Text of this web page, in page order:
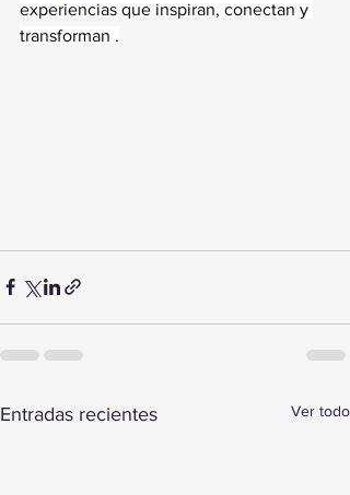
experiencias que inspiran, conectan y
transforman .
Entradas recientes Ver todo